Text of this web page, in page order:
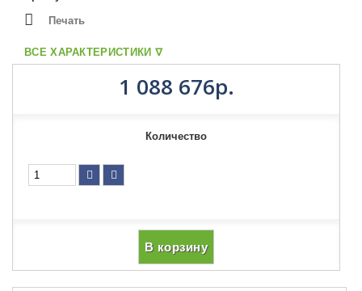
Печать
ВСЕ ХАРАКТЕРИСТИКИ ᐁ
1 088 676р.
Количество
В корзину